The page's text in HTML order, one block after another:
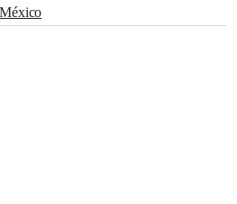
México